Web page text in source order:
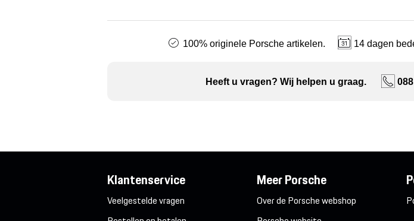
100% originele Porsche artikelen. 14 dagen
Heeft u vragen? Wij helpen u graag.
Klantenservice
Veelgestelde vragen
Meer Porsche
Over de Porsche webshop